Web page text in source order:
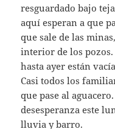
resguardado bajo
aquí esperan a que
que sale de las
interior de los pozos.
hasta ayer están
Casi todos los
que pase al
desesperanza este
lluvia y barro.